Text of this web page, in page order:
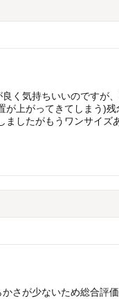
く気持ちいいのですが
が上がってきてしまう)
ましたがもうワンサイズ
さが少ないため総合評